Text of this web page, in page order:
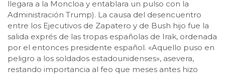
llegara a la Moncloa y entablara un pulso con la
Administración Trump). La causa del desencuentro
entre los Ejecutivos de Zapatero y de Bush hijo fue la
salida exprés de las tropas españolas de Irak, ordenada
por el entonces presidente español. «Aquello puso en
peligro a los soldados estadounidenses», asevera,
restando importancia al feo que meses antes hizo